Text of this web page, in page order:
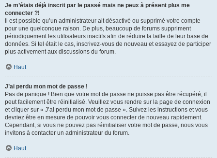
Je m’étais déjà inscrit par le passé mais ne peux à présent plus me
connecter ?!
Il est possible qu’un administrateur ait désactivé ou supprimé votre compte
pour une quelconque raison. De plus, beaucoup de forums suppriment
périodiquement les utilisateurs inactifs afin de réduire la taille de leur base de
données. Si tel était le cas, inscrivez-vous de nouveau et essayez de participer
plus activement aux discussions du forum.
Haut
J’ai perdu mon mot de passe !
Pas de panique ! Bien que votre mot de passe ne puisse pas être récupéré, il
peut facilement être réinitialisé. Veuillez vous rendre sur la page de connexion
et cliquer sur « J’ai perdu mon mot de passe ». Suivez les instructions et vous
devriez être en mesure de pouvoir vous connecter de nouveau rapidement.
Cependant, si vous ne pouvez pas réinitialiser votre mot de passe, nous vous
invitons à contacter un administrateur du forum.
Haut